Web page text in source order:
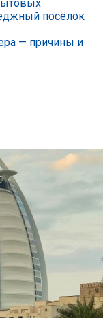
посёлок
— причины и